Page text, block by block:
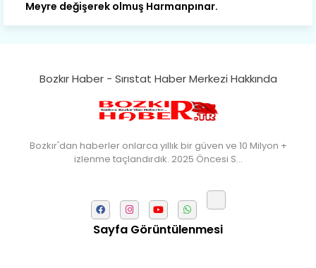
Büyük yerdir, mahalleleri Aydınlık, Tarih
yorgun. Şehit Berâtlı, halkı yiğit genç
Sorkun.
Perşembe de yaşlılardan aldım öğüt,
Mazimdeki ismi şanla taşır Söğüt.
Hocaköy’dür eski adı can Üçpınar.
Ortaoluk çeşmenden su içen kanar,
Bozkır’a yakın şirin köy Akçapınar.
Bozkır Haber - Sırıstat Haber Merkezi Hakkında
Bozkır'dan haberler onlarca yıllık bir güven ve 10 Milyon +
izlenme taçlandırdık. 2025 Öncesi S…
Sayfa Görüntülenmesi